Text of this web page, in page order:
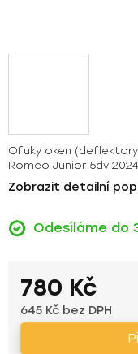
Ofuky oken
Romeo Junior 5dv
Zobrazit detailní
Odesíláme do
780 Kč
645 Kč bez DPH